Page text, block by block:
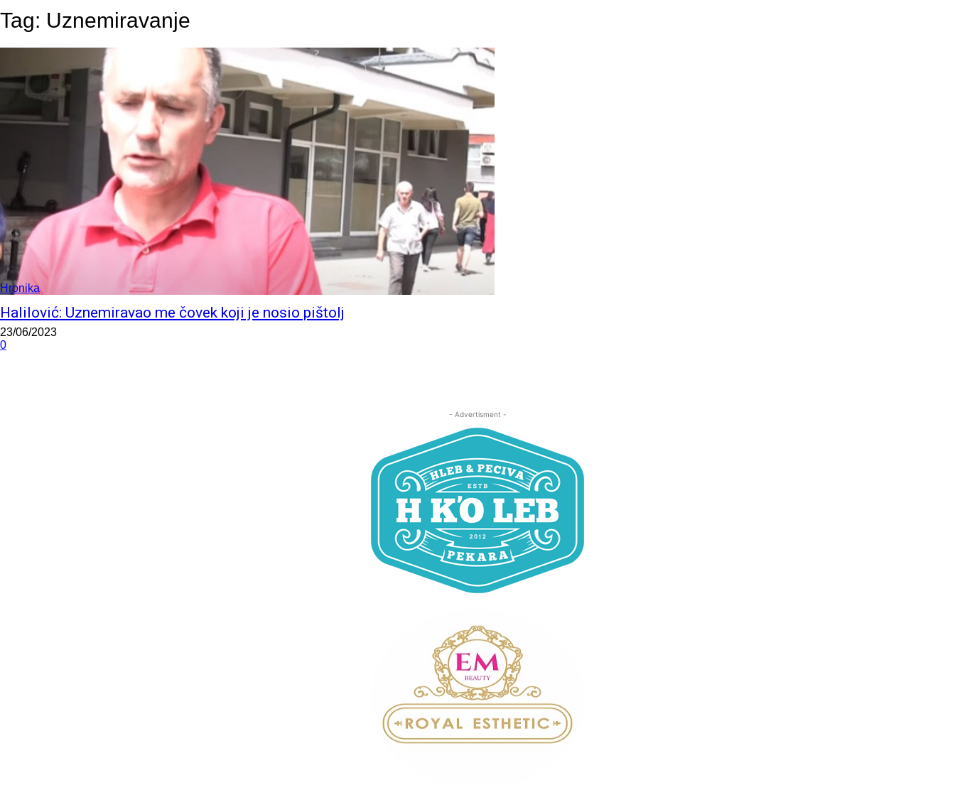
Tag: Uznemiravanje
Hronika
Halilović: Uznemiravao me čovek koji je nosio pištolj
23/06/2023
0
- Advertisment -